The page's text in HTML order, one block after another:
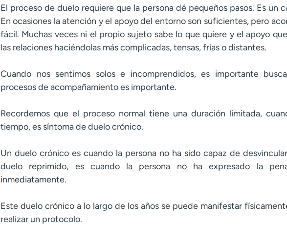
El proceso de duelo requiere que la persona dé pequeños pasos. Es un
En ocasiones la atención y el apoyo del entorno son suficientes, pero
fácil. Muchas veces ni el propio sujeto sabe lo que quiere y el apoyo
las relaciones haciéndolas más complicadas, tensas, frías o distantes.
Cuando nos sentimos solos e incomprendidos, es importante
procesos de acompañamiento es importante.
Recordemos que el proceso normal tiene una duración limitada,
tiempo, es síntoma de duelo crónico.
Un duelo crónico es cuando la persona no ha sido capaz de
duelo reprimido, es cuando la persona no ha expresado la
inmediatamente.
Este duelo crónico a lo largo de los años se puede manifestar
realizar un protocolo.